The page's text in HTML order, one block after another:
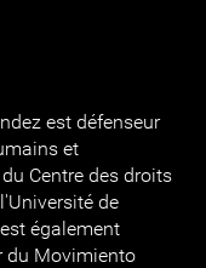
est défenseur
et
Centre des droits
de
également
du Movimiento